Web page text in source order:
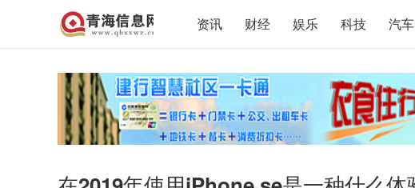
资讯 财经 娱乐 科技 汽车